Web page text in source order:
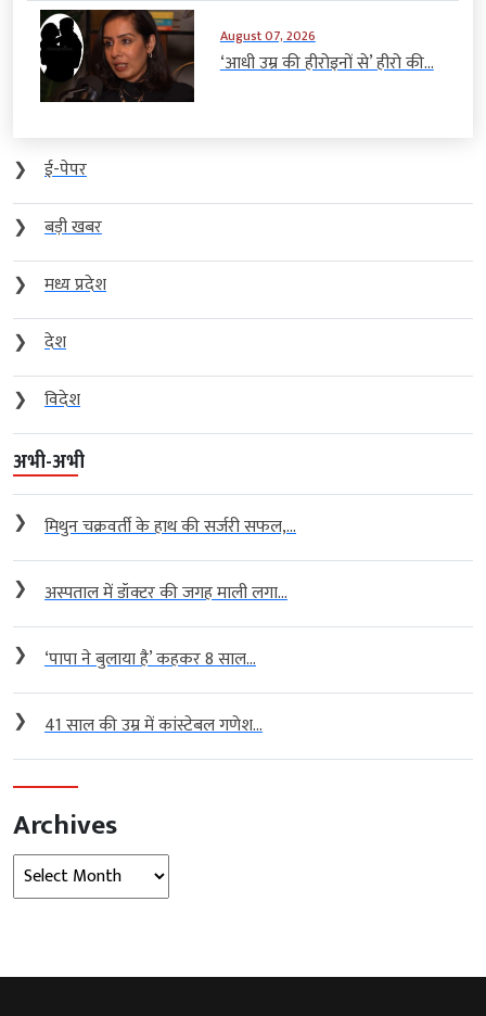
August 07, 2026
‘आधी उम्र की हीरोइनों से’ हीरो की...
❯
ई-पेपर
❯
बड़ी खबर
❯
मध्य प्रदेश
❯
देश
❯
विदेश
अभी-अभी
❯ मिथुन चक्रवर्ती के हाथ की सर्जरी सफल,...
❯ अस्पताल में डॉक्टर की जगह माली लगा...
❯ ‘पापा ने बुलाया है’ कहकर 8 साल...
❯ 41 साल की उम्र में कांस्टेबल गणेश...
Archives
Archives